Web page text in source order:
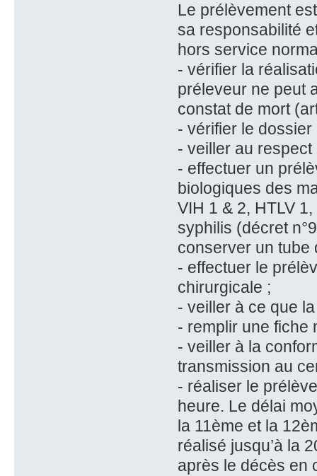
Le prélèvement
sa responsabilité
hors service
- vérifier la
préleveur ne peut
constat de mort
- vérifier le
- veiller au
- effectuer un
biologiques des
VIH 1 & 2, HTLV
syphilis (décret
conserver un tube
- effectuer le
chirurgicale ;
- veiller à ce que
- remplir une fiche
- veiller à la
transmission au
- réaliser le
heure. Le délai
la 11ème et la
réalisé jusqu’à la
après le décès en